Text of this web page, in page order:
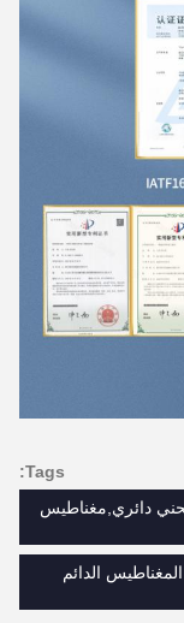
Tags:
دائري,مغناطيس
الدائم